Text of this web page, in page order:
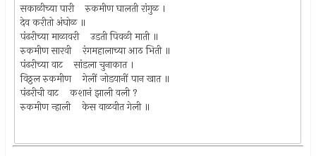
सकाळीच्या पारी रुकमीण घालती रांगुळ ।
देव करीतो अंघोळ ॥
पंढरीच्या माळावरी उडती पिवळी माती ॥
रुकमीण सारवी रंगमहालाच्या आठ भिती ॥
पंढरीच्या वाट सांडला चुनाकात ।
विठ्ठल रुकमीण गेलीं जोडयानीं पान खात ॥
पंढरीची वाट कशानं झाली वली ?
रुकमीण न्हाली केस वाळवीत गेली ॥